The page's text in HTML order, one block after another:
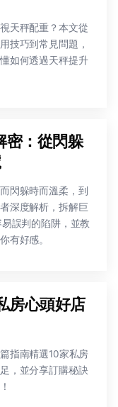
天秤配重？本文從
技巧到常見問題，
如何透過天秤提升
密：從閃躲
閃躲時而溫柔，到
深度解析，拆解巨
誤判的陷阱，並教
有好感。
房心頭好店
指南精選10家私房
，並分享訂購秘訣